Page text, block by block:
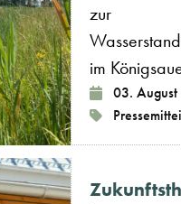
zur
im
03.